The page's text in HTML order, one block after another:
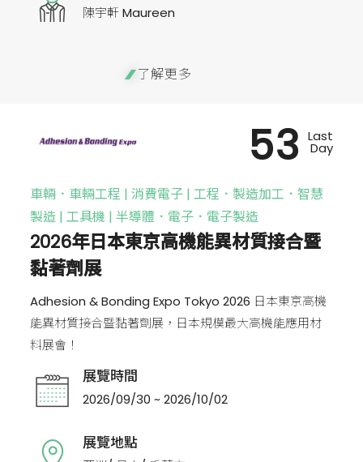
陳宇軒 Maureen
了解更多
車輛．車輛工程 | 消費電子 | 工程．製造加工．智慧
製造 | 工具機 | 半導體．電子．電子製造
2026年日本東京高機能異材質接合暨
黏著劑展
Adhesion & Bonding Expo Tokyo 2026 日本東京高機
能異材質接合暨黏著劑展，日本規模最大高機能應用材
料展會！
展覽時間
2026/09/30 ~ 2026/10/02
展覽地點
53 Last
Day